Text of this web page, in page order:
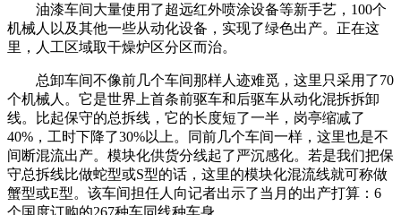
油漆车间大量使用了超远红外喷涂设备等新手艺，100个
机械人以及其他一些从动化设备，实现了绿色出产。正在这
里，人工区域取干燥炉区分区而治。
总卸车间不像前几个车间那样人迹难觅，这里只采用了70
个机械人。它是世界上首条前驱车和后驱车从动化混拆拆卸
线。比起保守的总拆线，它的长度短了一半，岗亭缩减了
40%，工时下降了30%以上。同前几个车间一样，这里也是不
间断混流出产。模块化供货分线起了严沉感化。若是我们把保
守总拆线比做蛇型或S型的话，这里的模块化混流线就可称做
蟹型或E型。该车间担任人向记者出示了当月的出产打算：6
个国度订购的267种车同线种车身。